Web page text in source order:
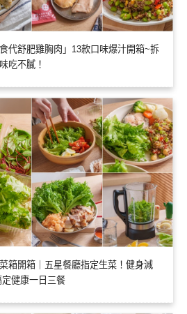
代舒肥雞胸肉」13款口味爆汁開箱~拆
吃不膩！
箱開箱｜五星餐廳指定生菜！健身減
健康一日三餐